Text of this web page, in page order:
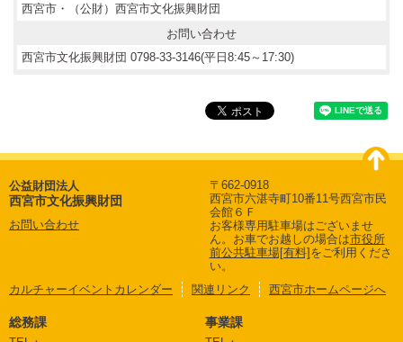
西宮市・（公財）西宮市文化振興財団
お問い合わせ
西宮市文化振興財団 0798-33-3146(平日8:45～17:30)
公益財団法人
西宮市文化振興財団
お問い合わせ
カルチャーイベントカレンダー 関連リンク 西宮市ホームページへ
〒662-0918
西宮市六湛寺町10番11号西宮市民
会館６Ｆ
お客様専用駐車場はございませ
ん。 お車でお越しの場合は市役所
前公共駐車場[有料]をご利用くださ
い。
総務課 事業課